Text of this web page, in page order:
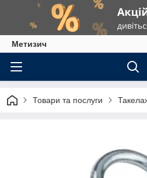
Метизич
Товари та послуги